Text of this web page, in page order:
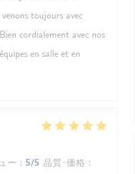
toujours avec
cordialement avec nos
en salle et en
ー : 5/5 品質-価格 :